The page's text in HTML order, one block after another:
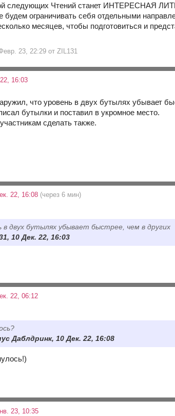
следующих Чтений станет ИНТЕРЕСНАЯ
будем ограничивать себя отдельными
месяцев, чтобы подготовиться и
23, 22:29 от ZIL131
16:03
что уровень в двух бутылях убывает
бутылки и поставил в укромное место.
сделать также.
22, 16:08 (через 6 мин)
в двух бутылях убывает быстрее, чем в других
10 Дек. 22, 16:03
22, 06:12
Даблдринк, 10 Дек. 22, 16:08
23, 10:35